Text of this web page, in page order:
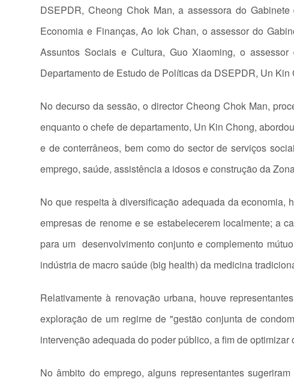
DSEPDR, Cheong Chok Man, a assessora do
Economia e Finanças, Ao Iok Chan, o assessor do
Assuntos Sociais e Cultura, Guo Xiaoming, o
Departamento de Estudo de Políticas da DSEPDR, Un Kin
No decurso da sessão, o director Cheong Chok Man,
enquanto o chefe de departamento, Un Kin Chong,
e de conterrâneos, bem como do sector de serviços
emprego, saúde, assistência a idosos e construção da
No que respeita à diversificação adequada da economia,
empresas de renome e se estabelecerem localmente; a
para um desenvolvimento conjunto e complemento
indústria de macro saúde (big health) da medicina
Relativamente à renovação urbana, houve
exploração de um regime de "gestão conjunta de
intervenção adequada do poder público, a fim de
No âmbito do emprego, alguns representantes